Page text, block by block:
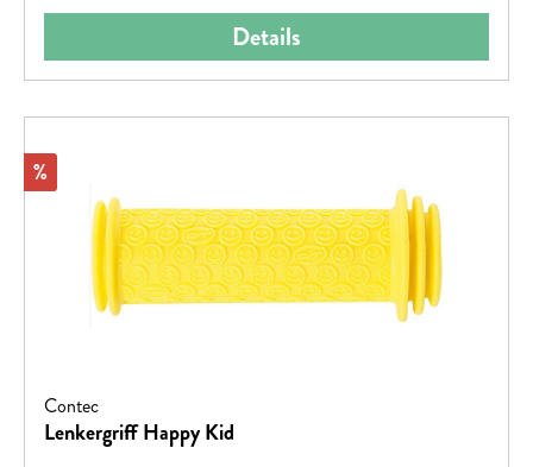
g / Paar:59Umfang (gemessen an 1/3 der Gesamtlänge) in
mm: 100Erhältliche Größen: S, M, L, XL
Details
Rabatt
%
Contec
Lenkergriff Happy Kid